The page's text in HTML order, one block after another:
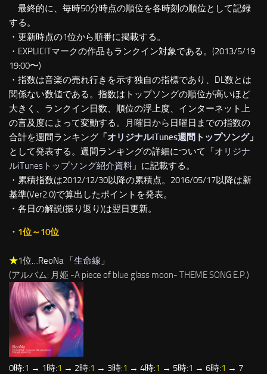
最終的に、毎時50分時点の順位を各時刻の順位として記録
する。
・更新時点の1位から順番に掲載する。
・EXPLICITマークの作品もランクイン対象である。(2013/5/19
19:00〜)
・指数は音楽の売れ行きを示す独自の指標であり、DL数とは
関係ない数値である。指数はトップソングの順位が高いほど
大きく、ランクイン日数、順位の浮上度、インターネット上
の言及度によって変動する。月曜日から日曜日までの指数の
合計を週間ランキング 「オリジナルiTunes週間トップソング」
として発表する。週間ランキングの詳細について「オリジナ
ルiTunesトップソング紹介資料 」に記載する。
・累積指数は2012/12/30以降の累積点。2016/05/17以降は新
基準(Ver2.0)で算出したポイントを発表。
・各日の解説(振り返り)は翌日更新。
・1位～10位
★1位…ReoNa 「生命線 」
(アルバム: 月姫 -A piece of blue glass moon- THEME SONG E.P.)
0時:1 → 1時:1 → 2時:1 → 3時:1 → 4時:1 → 5時:1 → 6時:1 → 7